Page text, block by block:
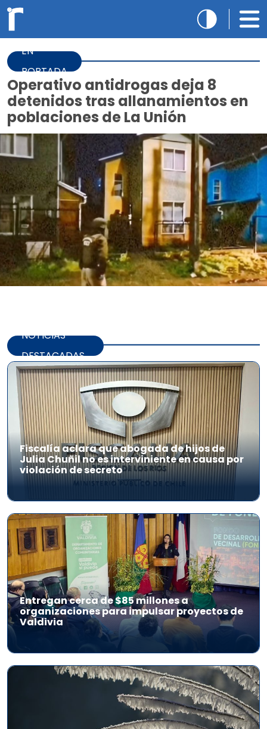
EN
PORTADA
Operativo antidrogas deja 8
detenidos tras allanamientos en
poblaciones de La Unión
NOTICIAS
DESTACADAS
Fiscalía aclara que abogada de hijos de
Julia Chuñil no es interviniente en causa por
violación de secreto
Entregan cerca de $85 millones a
organizaciones para impulsar proyectos de
Valdivia